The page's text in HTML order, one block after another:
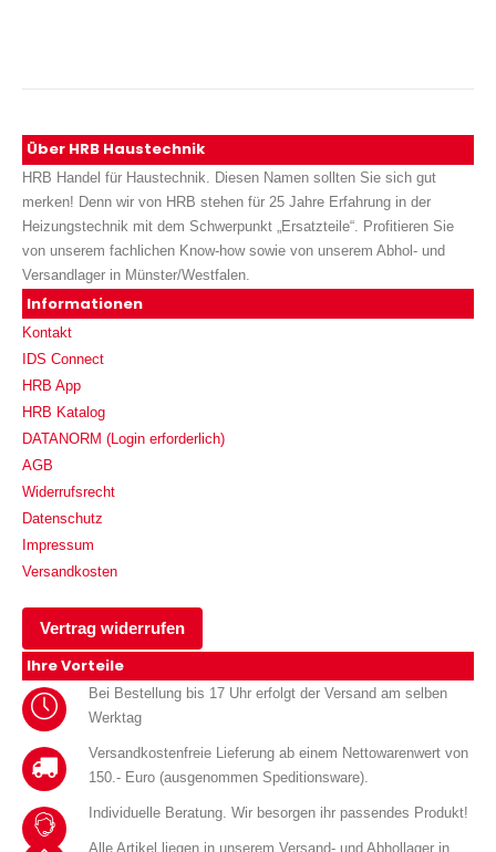
Über HRB Haustechnik
HRB Handel für Haustechnik. Diesen Namen sollten Sie sich gut
merken! Denn wir von HRB stehen für 25 Jahre Erfahrung in der
Heizungstechnik mit dem Schwerpunkt „Ersatzteile“. Profitieren Sie
von unserem fachlichen Know-how sowie von unserem Abhol- und
Versandlager in Münster/Westfalen.
Informationen
Kontakt
IDS Connect
HRB App
HRB Katalog
DATANORM (Login erforderlich)
AGB
Widerrufsrecht
Datenschutz
Impressum
Versandkosten
Vertrag widerrufen
Ihre Vorteile
Bei Bestellung bis 17 Uhr erfolgt der Versand am selben
Werktag
Versandkostenfreie Lieferung ab einem Nettowarenwert von
150.- Euro (ausgenommen Speditionsware).
Individuelle Beratung. Wir besorgen ihr passendes Produkt!
Alle Artikel liegen in unserem Versand- und Abhollager in